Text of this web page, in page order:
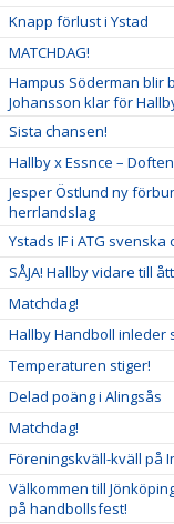
Knapp förlust i Ystad
MATCHDAG!
Hampus Söderman blir
Johansson klar för
Sista chansen!
Hallby x Essnce –
Jesper Östlund ny
herrlandslag
Ystads IF i ATG
SÅJA! Hallby vidare till
Matchdag!
Hallby Handboll inleder
Temperaturen stiger!
Delad poäng i Alingsås
Matchdag!
Föreningskväll-kväll på
Välkommen till
på handbollsfest!